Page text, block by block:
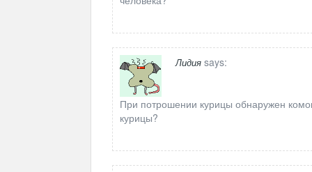
Лидия says:
При потрошении курицы обнаружен
курицы?